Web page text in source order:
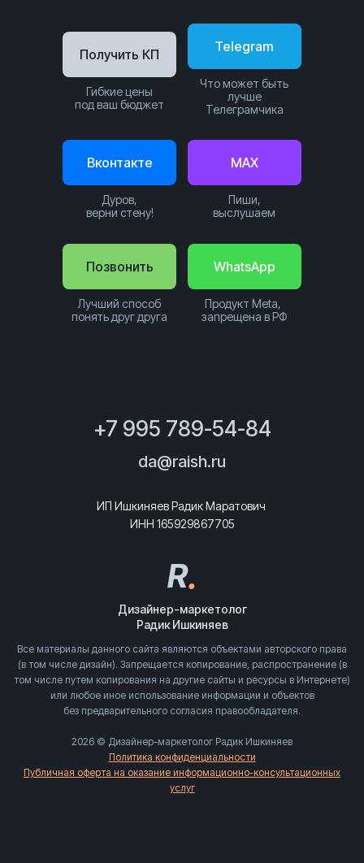
Позвонить
Лучший способ
понять друг друга
WhatsApp
Продукт Meta,
запрещена в РФ
Telegram
Что может быть
лучше
Телеграмчика
Вконтакте
Дуров,
верни стену!
Получить КП
Гибкие цены
под ваш бюджет
MAX
Пиши,
выслушаем
+7 995 789-54-84
da@raish.ru
ИП Ишкиняев Радик Маратович
ИНН 165929867705
R.
Дизайнер-маркетолог
Радик Ишкиняев
Все материалы данного сайта являются объектами авторского права
(в том числе дизайн). Запрещается копирование, распространение (в
том числе путем копирования на другие сайты и ресурсы в Интернете)
или любое иное использование информации и объектов
без предварительного согласия правообладателя.
2026 © Дизайнер-маркетолог Радик Ишкиняев
Политика конфиденциальности
Публичная оферта на оказание информационно-консультационных
услуг